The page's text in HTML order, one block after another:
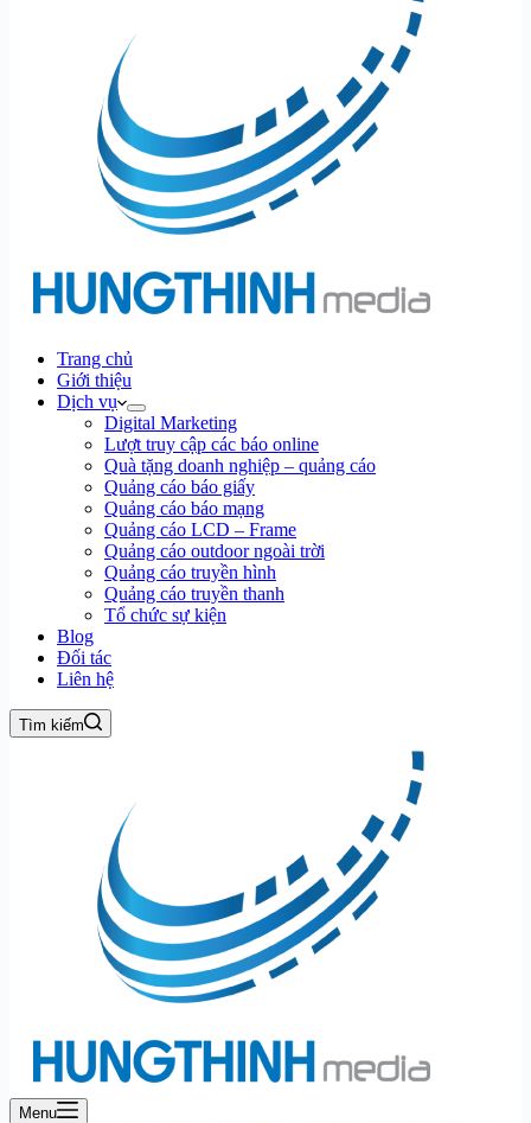
Trang chủ
Giới thiệu
Dịch vụ
Digital Marketing
Lượt truy cập các báo online
Quà tặng doanh nghiệp – quảng cáo
Quảng cáo báo giấy
Quảng cáo báo mạng
Quảng cáo LCD – Frame
Quảng cáo outdoor ngoài trời
Quảng cáo truyền hình
Quảng cáo truyền thanh
Tổ chức sự kiện
Blog
Đối tác
Liên hệ
Tìm kiếm
Menu